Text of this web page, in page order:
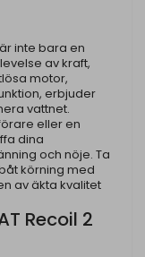
inte bara en
av kraft,
motor,
erbjuder
vattnet.
eller en
dina
och nöje. Ta
körning med
av äkta kvalitet
Recoil 2